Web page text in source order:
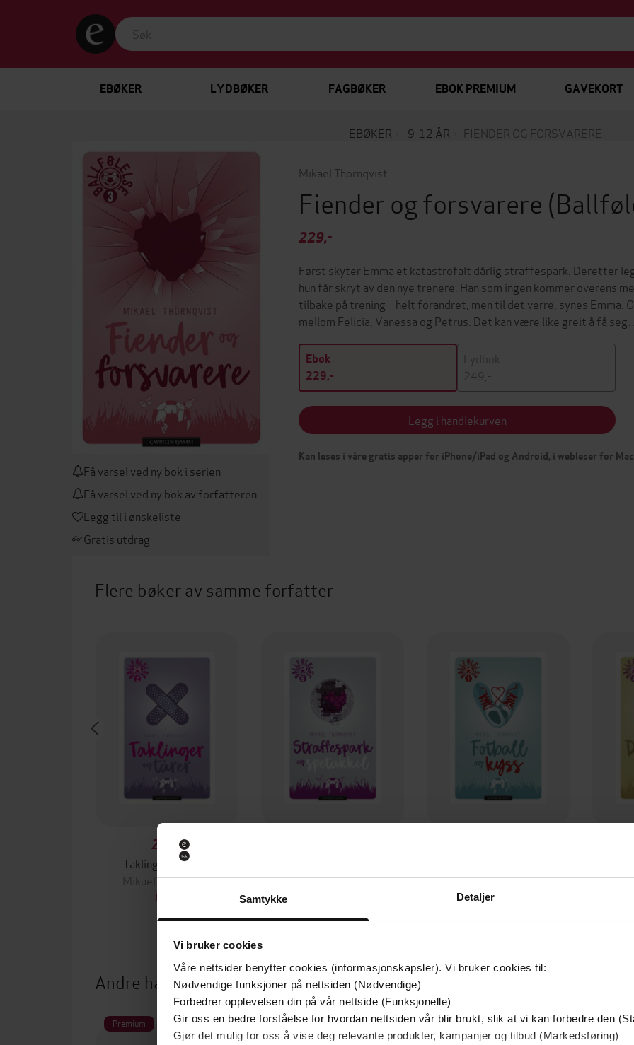
Samtykke Detaljer
Vi bruker cookies
Våre nettsider benytter cookies (informasjonskapsler). Vi bruker cookies til:
Nødvendige funksjoner på nettsiden (Nødvendige)
Forbedrer opplevelsen din på vår nettside (Funksjonelle)
Gir oss en bedre forståelse for hvordan nettsiden vår blir brukt, slik at vi kan forbedre den
Gjør det mulig for oss å vise deg relevante produkter, kampanjer og tilbud (Markedsføring)
EBØKER LYDBØKER FAGBØKER EBOK PREMIUM GAVEKORT
EBØKER 9-12 ÅR FIENDER OG FORSVARERE
Få varsel ved ny bok i serien
Få varsel ved ny bok av forfatteren
Legg til i ønskeliste
Gratis utdrag
Mikael Thörnqvist
Fiender og forsvarere
229,-
Først skyter Emma et katastrofalt dårlig straffespark. Deretter
hun får skryt av den nye trenere. Han som ingen kommer overens
tilbake på trening – helt forandret, men til det verre, synes Emma.
mellom Felicia, Vanessa og Petrus. Det kan være like greit å få seg…
Ebok
229,-
Lydbok
249,-
Legg i handlekurven
Kan leses i våre gratis apper for iPhone/iPad og Android, i webleser for
Flere bøker av samme forfatter
229,-
Taklinger og tårer
Mikael Thörnqvist
EBOK
Mikael Thörnqvist
Mikael Thörnqvist
EBOK
Andre har også kjøpt
Premium
Premium
Boka bak filmen